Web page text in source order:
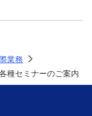
業務
>
種セミナーのご案内